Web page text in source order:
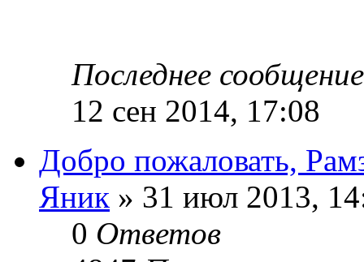
Последнее
12 сен 2014, 17:08
Добро пожаловать,
Яник » 31 июл 2013,
0 Ответов